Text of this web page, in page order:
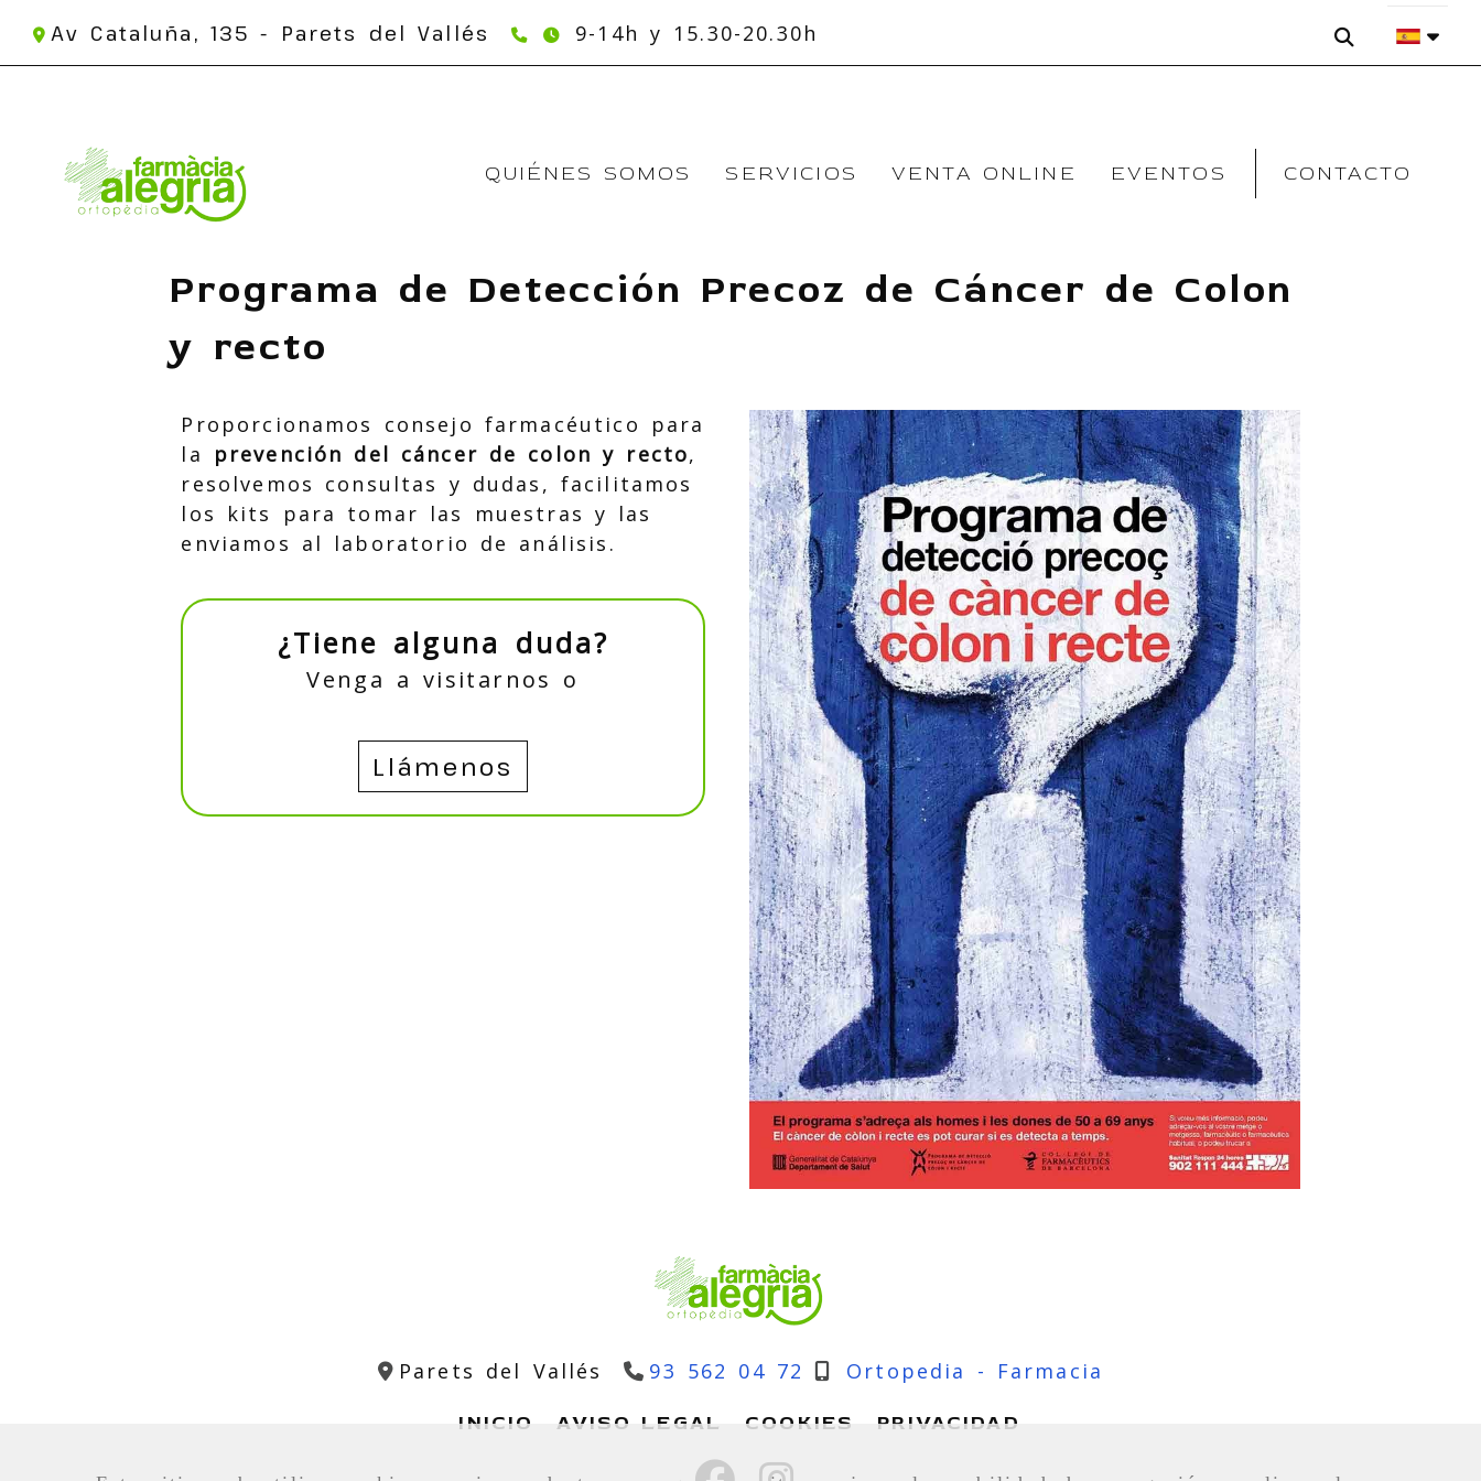
Av Cataluña, 135 - Parets del Vallés 93 562 04 72
9-14h y 15.30-20.30h
QUIÉNES SOMOS SERVICIOS VENTA ONLINE EVENTOS CONTACTO
Programa de Detección Precoz de Cáncer de Colon
y recto
Proporcionamos consejo farmacéutico para
la prevención del cáncer de colon y recto,
resolvemos consultas y dudas, facilitamos
los kits para tomar las muestras y las
enviamos al laboratorio de análisis.
¿Tiene alguna duda?
Venga a visitarnos o
Llámenos
Parets del Vallés 93 562 04 72 Ortopedia - Farmacia
INICIO AVISO LEGAL COOKIES PRIVACIDAD